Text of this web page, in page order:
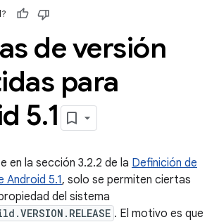
de versión
para
5.1
en la sección 3.2.2 de la Definición de
Android 5.1, solo se permiten ciertas
del sistema
. El motivo es que